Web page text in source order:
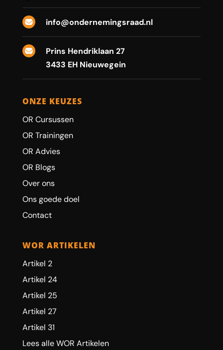
 info@ondernemingsraad.nl

Prins Hendriklaan 27
3433 EH Nieuwegein
ONZE KEUZES
OR Cursussen
OR Trainingen
OR Advies
OR Blogs
Over ons
Ons goede doel
Contact
WOR ARTIKELEN
Artikel 2
Artikel 24
Artikel 25
Artikel 27
Artikel 31
Lees alle WOR Artikelen